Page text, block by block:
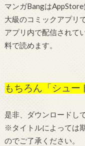
マンガBangは
大級のコミックアプリ
アプリ内で配信されて
料で読めます。
もちろん「シュー
是非、ダウンロードし
※タイトルによっては
のでご了承ください。